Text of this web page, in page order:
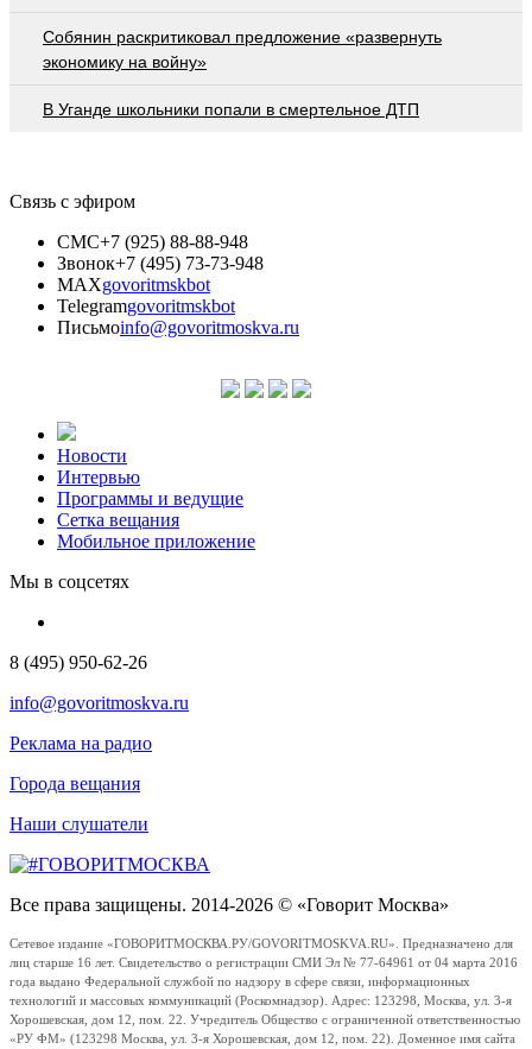
Собянин раскритиковал предложение «развернуть
экономику на войну»
В Уганде школьники попали в смертельное ДТП
Связь с эфиром
СМС+7 (925) 88-88-948
Звонок+7 (495) 73-73-948
MAXgovoritmskbot
Telegramgovoritmskbot
Письмоinfo@govoritmoskva.ru
Новости
Интервью
Программы и ведущие
Сетка вещания
Мобильное приложение
Мы в соцсетях
8 (495) 950-62-26
info@govoritmoskva.ru
Реклама на радио
Города вещания
Наши слушатели
Все права защищены. 2014-2026 © «Говорит Москва»
Сетевое издание «ГОВОРИТМОСКВА.РУ/GOVORITMOSKVA.RU». Предназначено для
лиц старше 16 лет. Свидетельство о регистрации СМИ Эл № 77-64961 от 04 марта 2016
года выдано Федеральной службой по надзору в сфере связи, информационных
технологий и массовых коммуникаций (Роскомнадзор). Адрес: 123298, Москва, ул. 3-я
Хорошевская, дом 12, пом. 22. Учредитель Общество с ограниченной ответственностью
«РУ ФМ» (123298 Москва, ул. 3-я Хорошевская, дом 12, пом. 22). Доменное имя сайта